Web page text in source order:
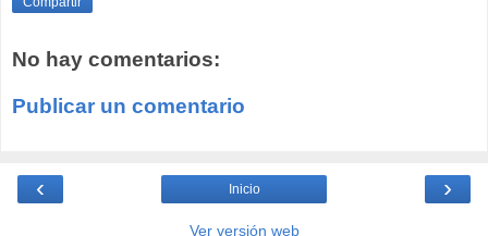
No hay comentarios:
Publicar un comentario
‹ ›
Inicio
Ver versión web